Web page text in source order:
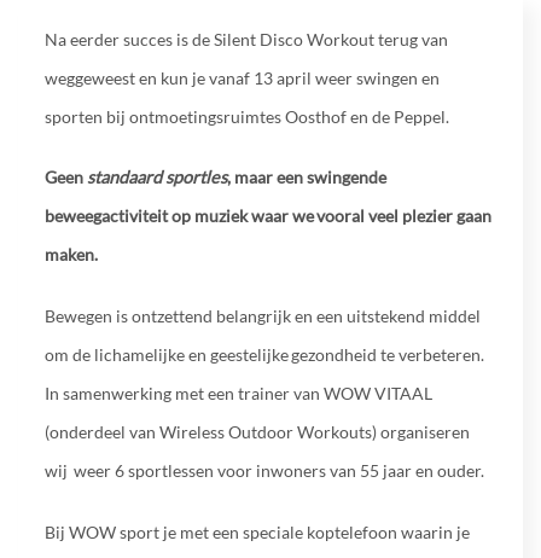
Na eerder succes is de Silent Disco Workout terug van
weggeweest en kun je vanaf 13 april weer swingen en
sporten bij ontmoetingsruimtes Oosthof en de Peppel.
Geenstandaard sportles, maar een swingende
beweegactiviteit op muziek waar we vooral veel plezier gaan
maken.
Bewegen is ontzettend belangrijk en een uitstekend middel
om de lichamelijke en geestelijke gezondheid te verbeteren.
In samenwerking met een trainer van WOW VITAAL
(onderdeel van Wireless Outdoor Workouts) organiseren
wij weer 6 sportlessen voor inwoners van 55 jaar en ouder.
Bij WOW sport je met een speciale koptelefoon waarin je